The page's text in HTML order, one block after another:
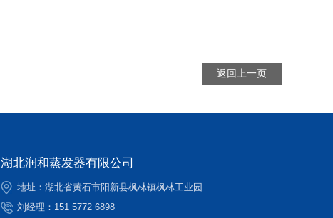
返回上一页
湖北润和蒸发器有限公司
地址：湖北省黄石市阳新县枫林镇枫林工业园
刘经理： 151 5772 6898